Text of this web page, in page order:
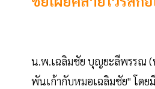
น.พ.เฉลิมชัย บุญยะลีพรรณ (
พันเก้ากับหมอเฉลิมชัย" โดย